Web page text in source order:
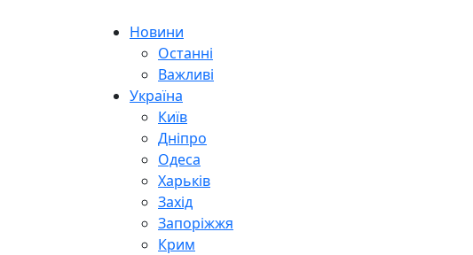
Новини
Останні
Важливі
Україна
Київ
Дніпро
Одеса
Харьків
Захід
Запоріжжя
Крим